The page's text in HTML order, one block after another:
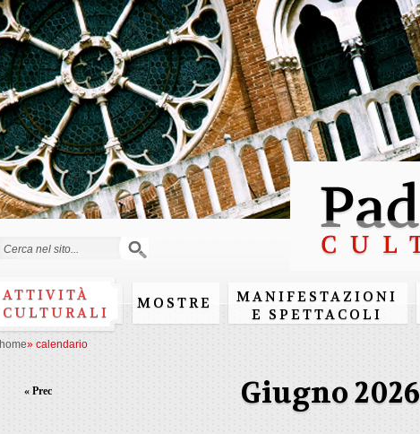
Salta al
contenuto
principale
Form di ricerca
ATTIVITÀ
CULTURALI
MOSTRE
MANIFESTAZIONI
E SPETTACOLI
home» calendario
Giugno 2026
« Prec